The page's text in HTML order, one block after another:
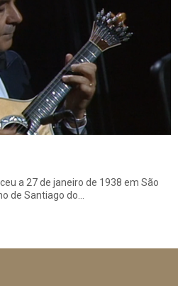
a 27 de janeiro de 1938 em São
de Santiago do…